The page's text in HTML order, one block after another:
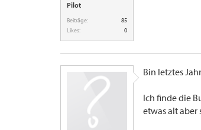
Pilot
Beiträge:
85
Likes:
0
Bin letztes
Ich finde die
etwas alt aber